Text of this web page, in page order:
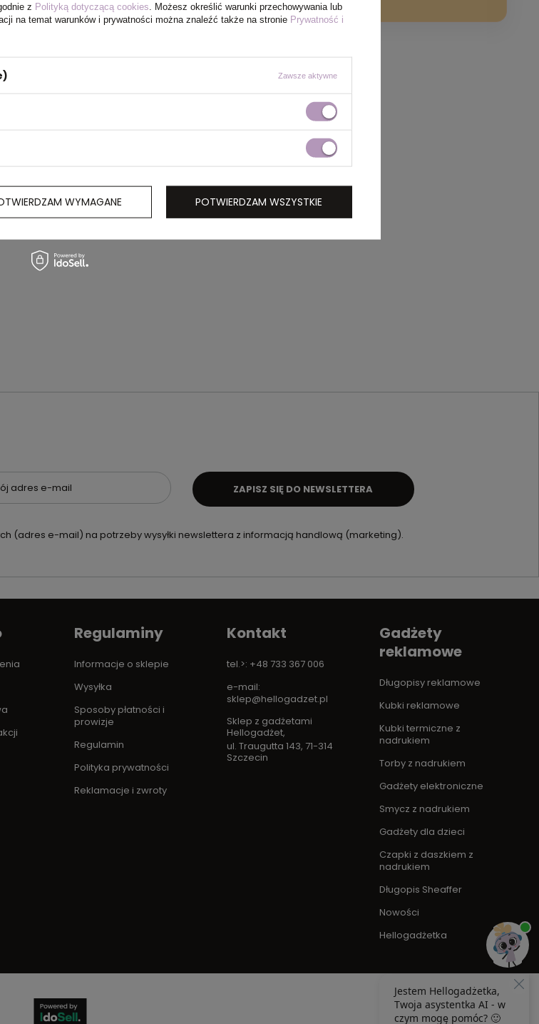
adres e-mail
(adres e-mail) na potrzeby wysyłki newslettera z informacją handlową (marketing).
ZAPISZ SIĘ DO NEWSLETTERA
Regulaminy
Informacje o sklepie
Wysyłka
Sposoby płatności i
prowizje
Regulamin
Polityka prywatności
Reklamacje i zwroty
Kontakt
tel.>: +48 733 367 006
e-mail:
sklep@hellogadzet.pl
Sklep z gadżetami
Hellogadżet,
ul. Traugutta 143, 71-314
Szczecin
Gadżety
reklamowe
Długopisy reklamowe
Kubki reklamowe
Kubki termiczne z
nadrukiem
Torby z nadrukiem
Gadżety elektroniczne
Smycz z nadrukiem
Gadżety dla dzieci
Czapki z daszkiem z
nadrukiem
Długopis Sheaffer
Nowości
Hellogadżetka
z Polityką dotyczącą cookies . Możesz określić warunki przechowywania lub
na temat warunków i prywatności można znaleźć także na stronie Prywatność i
Zawsze aktywne
WYMAGANE POTWIERDZAM WSZYSTKIE